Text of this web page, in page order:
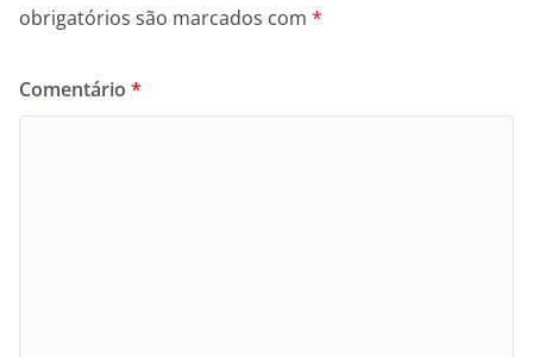
obrigatórios são marcados com *
Comentário *